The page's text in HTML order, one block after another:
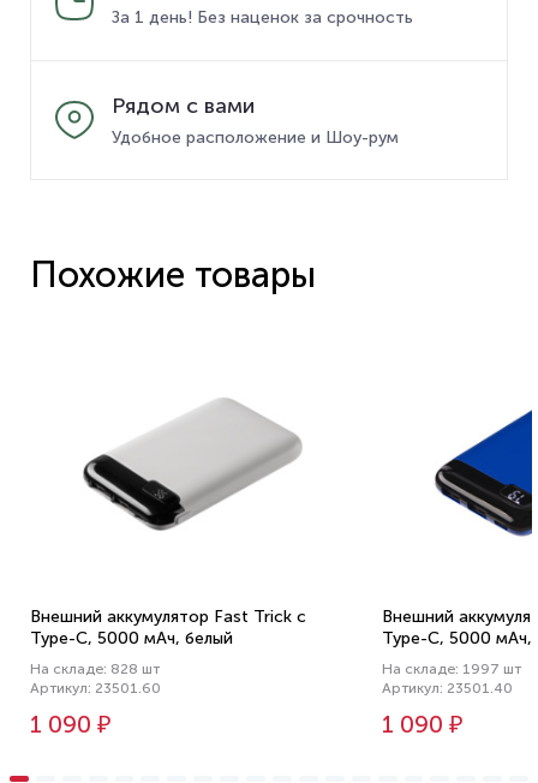
За 1 день! Без наценок за срочность
Рядом с вами
Удобное расположение и Шоу-рум
Похожие товары
Внешний аккумулятор Fast Trick с
Type-C, 5000 мАч, белый
На складе: 828 шт
Артикул: 23501.60
1 090 ₽
Внешний
Type-C, 5000 мАч,
На складе: 1997 шт
Артикул: 23501.40
1 090 ₽